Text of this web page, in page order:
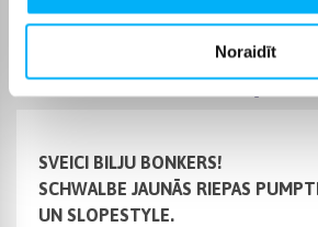
Noraidīt
Ražotājs
Preces
SVEICI BILJU BONKERS!
SCHWALBE JAUNĀS RIEPAS
UN SLOPESTYLE.